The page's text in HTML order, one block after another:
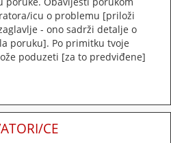
icu o problemu [priloži
- ono sadrži detalje o
poruku]. Po primitku tvoje
poduzeti [za to predviđene]
CE